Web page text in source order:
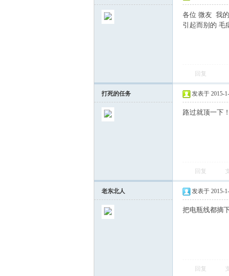
各位 微友 我
引起而别的 毛
回复
打死的任务 发表于 2015-
路过就顶一下
回复
老东北人 发表于 2015-
把电瓶线都摘
回复